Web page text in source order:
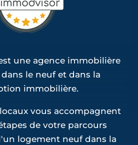
une agence immobilière
le neuf et dans la
immobilière.
vous accompagnent
de votre parcours
logement neuf dans la